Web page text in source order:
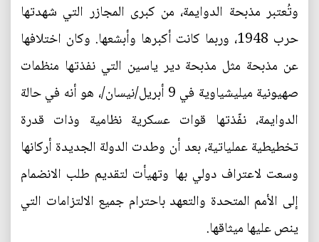
وتُعتبر مذبحة الدوايمة، من كبرى المجازر التي شهدتها
حرب 1948، وربما كانت أكبرها وأبشعها. وكان اختلافها
عن مذبحة مثل مذبحة دير ياسين التي نفذتها منظمات
صهيونية ميليشياوية في 9 أبريل/نيسان/، هو أنه في حالة
الدوايمة، نفّذتها قوات عسكرية نظامية وذات قدرة
تخطيطية عملياتية، بعد أن وطدت الدولة الجديدة أركانها
وسعت لاعتراف دولي بها وتهيأت لتقديم طلب الانضمام
إلى الأمم المتحدة والتعهد باحترام جميع الالتزامات التي
ينص عليها ميثاقها.